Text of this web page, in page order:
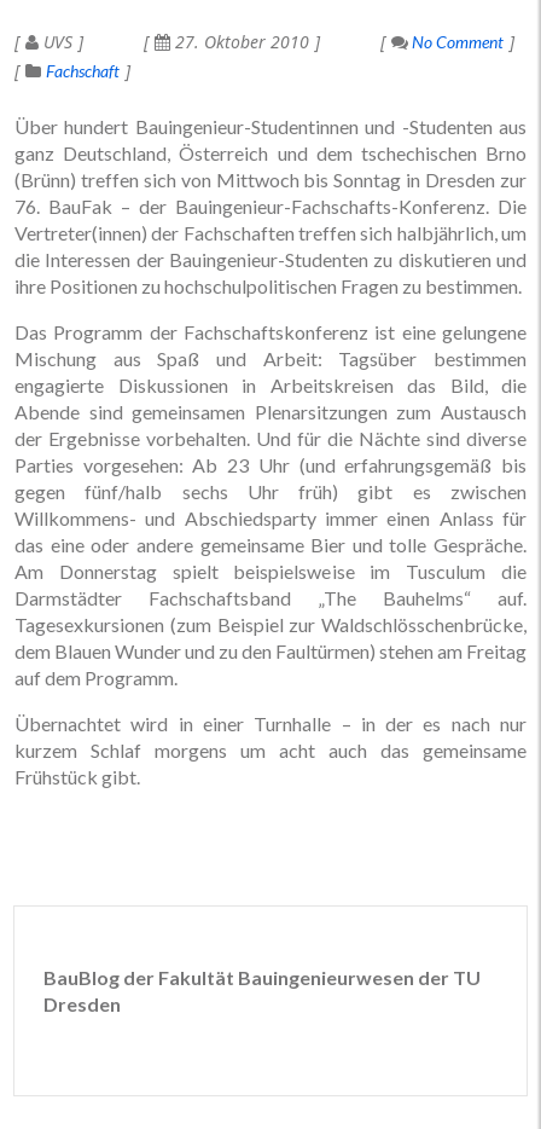
UVS 27. Oktober 2010
No Comment
Fachschaft
Über hundert Bauingenieur-Studentinnen und -Studenten aus
ganz Deutschland, Österreich und dem tschechischen Brno
(Brünn) treffen sich von Mittwoch bis Sonntag in Dresden zur
76. BauFak – der Bauingenieur-Fachschafts-Konferenz. Die
Vertreter(innen) der Fachschaften treffen sich halbjährlich, um
die Interessen der Bauingenieur-Studenten zu diskutieren und
ihre Positionen zu hochschulpolitischen Fragen zu bestimmen.
Das Programm der Fachschaftskonferenz ist eine gelungene
Mischung aus Spaß und Arbeit: Tagsüber bestimmen
engagierte Diskussionen in Arbeitskreisen das Bild, die
Abende sind gemeinsamen Plenarsitzungen zum Austausch
der Ergebnisse vorbehalten. Und für die Nächte sind diverse
Parties vorgesehen: Ab 23 Uhr (und erfahrungsgemäß bis
gegen fünf/halb sechs Uhr früh) gibt es zwischen
Willkommens- und Abschiedsparty immer einen Anlass für
das eine oder andere gemeinsame Bier und tolle Gespräche.
Am Donnerstag spielt beispielsweise im Tusculum die
Darmstädter Fachschaftsband „The Bauhelms“ auf.
Tagesexkursionen (zum Beispiel zur Waldschlösschenbrücke,
dem Blauen Wunder und zu den Faultürmen) stehen am Freitag
auf dem Programm.
Übernachtet wird in einer Turnhalle – in der es nach nur
kurzem Schlaf morgens um acht auch das gemeinsame
Frühstück gibt.
BauBlog der Fakultät Bauingenieurwesen der TU
Dresden